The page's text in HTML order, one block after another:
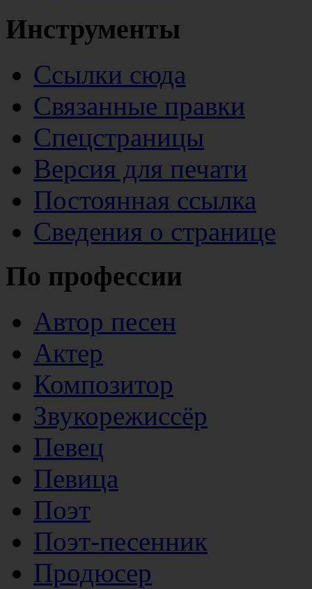
Инструменты
Ссылки сюда
Связанные правки
Спецстраницы
Версия для печати
Постоянная ссылка
Сведения о странице
По профессии
Автор песен
Актер
Композитор
Звукорежиссёр
Певец
Певица
Поэт
Поэт-песенник
Продюсер